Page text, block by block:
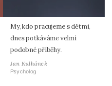
My, kdo pracujeme s dětmi,
dnes potkáváme velmi
podobné příběhy.
Jan Kulhánek
Psycholog